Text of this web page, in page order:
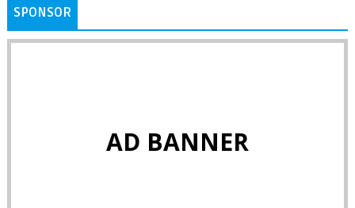
SPONSOR
AD BANNER